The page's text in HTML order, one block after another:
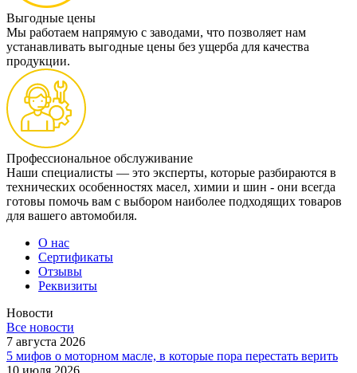
Выгодные цены
Мы работаем напрямую с заводами, что позволяет нам
устанавливать выгодные цены без ущерба для качества
продукции.
Профессиональное обслуживание
Наши специалисты — это эксперты, которые разбираются в
технических особенностях масел, химии и шин - они всегда
готовы помочь вам с выбором наиболее подходящих товаров
для вашего автомобиля.
О нас
Сертификаты
Отзывы
Реквизиты
Новости
Все новости
7 августа 2026
5 мифов о моторном масле, в которые пора перестать верить